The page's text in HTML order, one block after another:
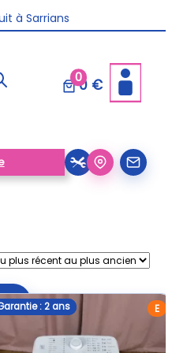
à Sarrians
00 €
E
: 2 ans
: 2 ans